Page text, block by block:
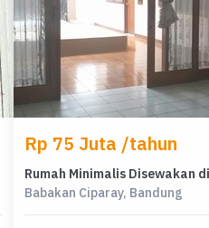
Rp 75 Juta /tahun
Babakan Ciparay, Bandung